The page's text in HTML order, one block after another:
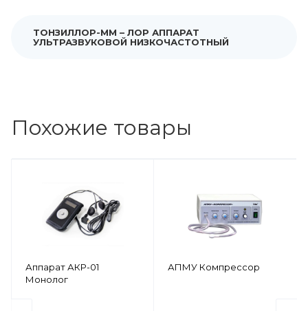
ТОНЗИЛЛОР-ММ – ЛОР АППАРАТ
УЛЬТРАЗВУКОВОЙ НИЗКОЧАСТОТНЫЙ
Похожие товары
Аппарат АКР-01
Монолог
АПМУ Компрессор